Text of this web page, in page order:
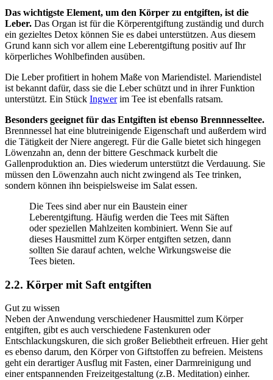
Das wichtigste Element, um den Körper zu entgiften, ist die
Leber. Das Organ ist für die Körperentgiftung zuständig und durch
ein gezieltes Detox können Sie es dabei unterstützen. Aus diesem
Grund kann sich vor allem eine Leberentgiftung positiv auf Ihr
körperliches Wohlbefinden ausüben.
Die Leber profitiert in hohem Maße von Mariendistel. Mariendistel
ist bekannt dafür, dass sie die Leber schützt und in ihrer Funktion
unterstützt. Ein Stück Ingwerim Tee ist ebenfalls ratsam.
Besonders geeignet für das Entgiften ist ebenso Brennnesseltee.
Brennnessel hat eine blutreinigende Eigenschaft und außerdem wird
die Tätigkeit der Niere angeregt. Für die Galle bietet sich hingegen
Löwenzahn an, denn der bittere Geschmack kurbelt die
Gallenproduktion an. Dies wiederum unterstützt die Verdauung. Sie
müssen den Löwenzahn auch nicht zwingend als Tee trinken,
sondern können ihn beispielsweise im Salat essen.
Die Tees sind aber nur ein Baustein einer
Leberentgiftung. Häufig werden die Tees mit Säften
oder speziellen Mahlzeiten kombiniert. Wenn Sie auf
dieses Hausmittel zum Körper entgiften setzen, dann
sollten Sie darauf achten, welche Wirkungsweise die
Tees bieten.
2.2. Körper mit Saft entgiften
Gut zu wissen
Neben der Anwendung verschiedener Hausmittel zum Körper
entgiften, gibt es auch verschiedene Fastenkuren oder
Entschlackungskuren, die sich großer Beliebtheit erfreuen. Hier geht
es ebenso darum, den Körper von Giftstoffen zu befreien. Meistens
geht ein derartiger Ausflug mit Fasten, einer Darmreinigung und
einer entspannenden Freizeitgestaltung (z.B. Meditation) einher.